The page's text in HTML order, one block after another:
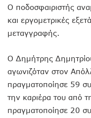
Ο ποδοσφαιριστής
και εργομετρικές
μεταγγραφής.
Ο Δημήτρης Δημητρίου
αγωνιζόταν στον
πραγματοποίησε 59
την καριέρα του από
πραγματοποίησε 20